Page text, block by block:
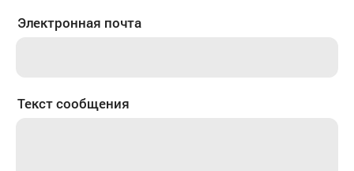
Электронная почта
Текст сообщения